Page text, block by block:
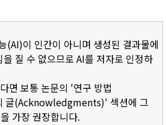
(AI)이 인간이 아니며 생성된 결과물에
질 수 없으므로 AI를 저자로 인정하
면 보통 논문의 '연구 방법
글(Acknowledgments)' 섹션에 그
가장 권장합니다.